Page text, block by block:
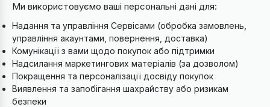
Ми використовуємо ваші персональні дані для:
Надання та управління Сервісами (обробка замовлень,
управління акаунтами, повернення, доставка)
Комунікації з вами щодо покупок або підтримки
Надсилання маркетингових матеріалів (за дозволом)
Покращення та персоналізації досвіду покупок
Виявлення та запобігання шахрайству або ризикам
безпеки